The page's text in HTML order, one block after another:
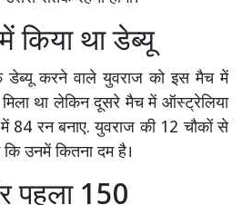
किया था डेब्यू
करने वाले युवराज को इस मैच में
मिला था लेकिन दूसरे मैच में ऑस्ट्रेलिया
84 रन बनाए. युवराज की 12 चौकों से
कि उनमें कितना दम है।
पहला 150